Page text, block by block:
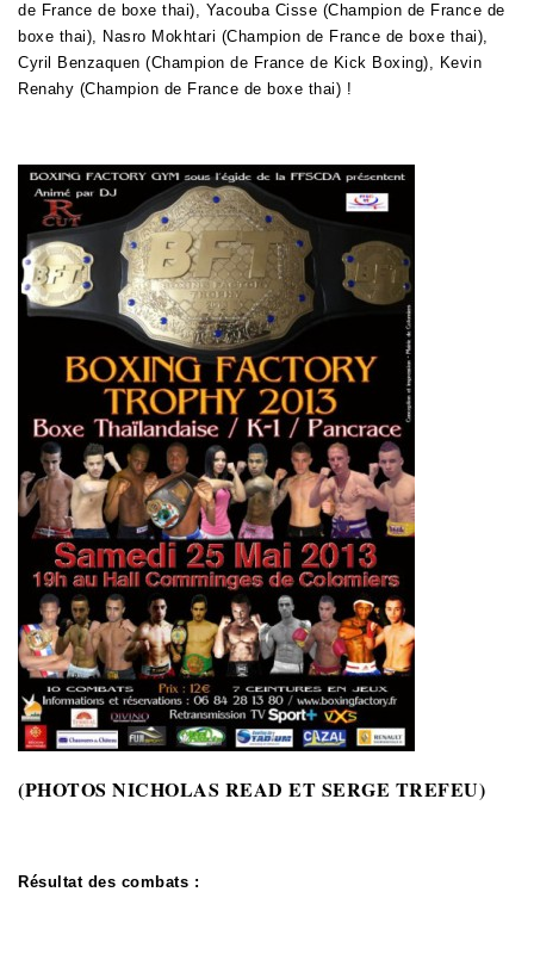
de France de boxe thai), Yacouba Cisse (Champion de France de
boxe thai), Nasro Mokhtari (Champion de France de boxe thai),
Cyril Benzaquen (Champion de France de Kick Boxing), Kevin
Renahy (Champion de France de boxe thai) !
(PHOTOS NICHOLAS READ ET SERGE TREFEU)
Résultat des combats :